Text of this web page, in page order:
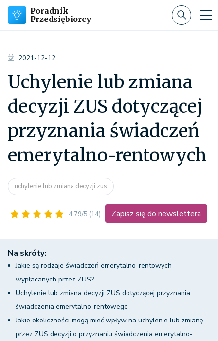
Poradnik
Przedsiębiorcy
2021-12-12
Uchylenie lub zmiana
decyzji ZUS dotyczącej
przyznania świadczeń
emerytalno-rentowych
uchylenie lub zmiana decyzji zus
4.79/5 (14) Zapisz się do newslettera
Na skróty:
Jakie są rodzaje świadczeń emerytalno-rentowych
wypłacanych przez ZUS?
Uchylenie lub zmiana decyzji ZUS dotyczącej przyznania
świadczenia emerytalno-rentowego
Jakie okoliczności mogą mieć wpływ na uchylenie lub zmianę
przez ZUS decyzji o przyznaniu świadczenia emerytalno-